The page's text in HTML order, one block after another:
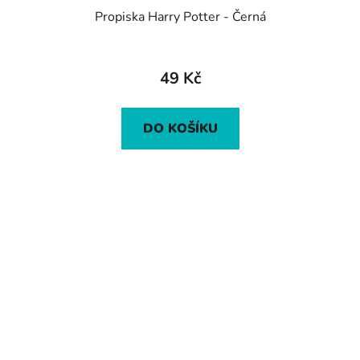
Propiska Harry Potter - Černá
49 Kč
DO KOŠÍKU